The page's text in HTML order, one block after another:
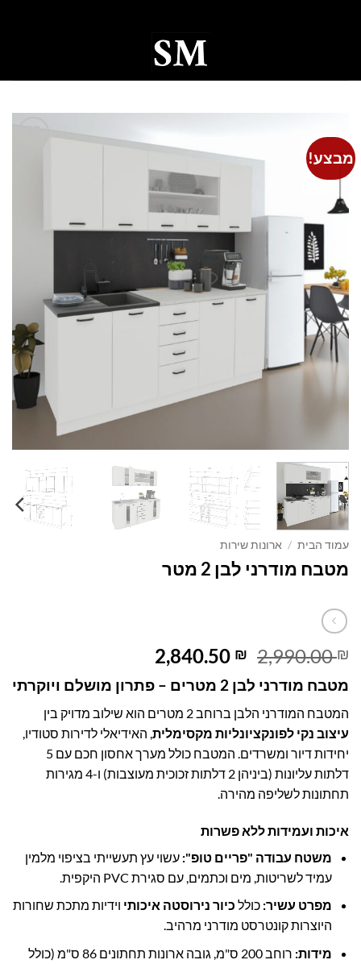
מבצע!
עמוד הבית / ארונות שירות
מטבח מודרני לבן 2 מטר
2,990.00₪
המחיר
המקורי
היה:
2,990.00 ₪.
2,840.50 ₪
הוא:
2,840.50 ₪.
מטבח מודרני לבן 2 מטרים – פתרון מושלם ויוקרתי
המטבח המודרני הלבן ברוחב 2 מטרים הוא שילוב מדויק בין
עיצוב נקי לפונקציונליות מקסימלית, האידיאלי לדירות סטודיו,
יחידות דיור ומשרדים. המטבח כולל מערך אחסון חכם עם 5
דלתות עליונות (ביניהן 2 דלתות זכוכית מעוצבות) ו-4 מגירות
תחתונות לשליפה מהירה.
איכות ועמידות ללא פשרות
משטח עבודה "פריים טופ": עשוי עץ תעשייתי בציפוי מלמין
עמיד לשריטות, מים וכתמים, עם סגירת PVC היקפית.
מפרט עשיר: כולל כיור נירוסטה איכותי וידיות מתכת שחורות
היוצרות קונטרסט מודרני מרהיב.
מידות:
רוחב 200 ס"מ, גובה ארונות תחתונים 86 ס"מ (כולל